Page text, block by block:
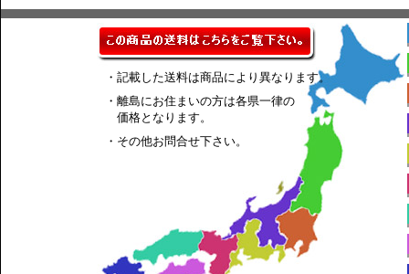
・記載した送料は商品により異なります。
・離島にお住まいの方は各県一律の
価格となります。
・その他お問合せ下さい。